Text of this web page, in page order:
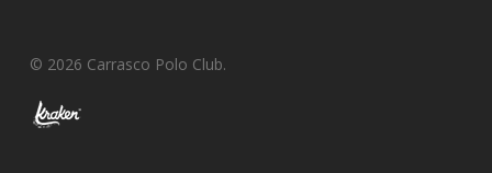
© 2026 Carrasco Polo Club.